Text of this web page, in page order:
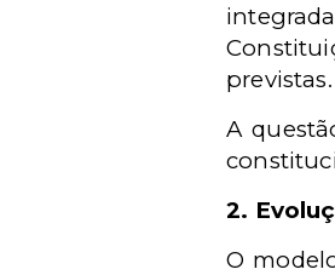
previstas.
A
2.
O